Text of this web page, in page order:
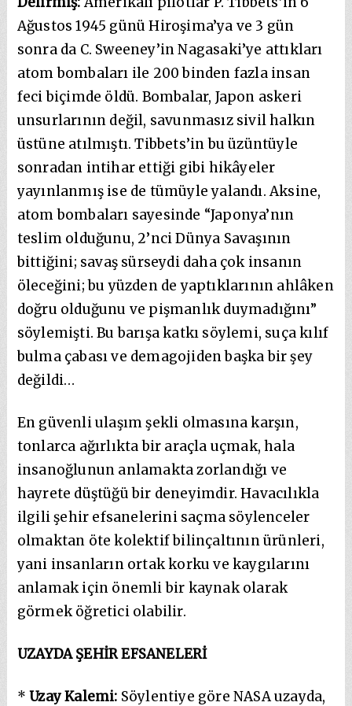
Ağustos 1945 günü Hiroşima’ya ve 3 gün
sonra da C. Sweeney’in Nagasaki’ye attıkları
atom bombaları ile 200 binden fazla insan
feci biçimde öldü. Bombalar, Japon askeri
unsurlarının değil, savunmasız sivil halkın
üstüne atılmıştı. Tibbets’in bu üzüntüyle
sonradan intihar ettiği gibi hikâyeler
yayınlanmış ise de tümüyle yalandı. Aksine,
atom bombaları sayesinde “Japonya’nın
teslim olduğunu, 2’nci Dünya Savaşının
bittiğini; savaş sürseydi daha çok insanın
öleceğini; bu yüzden de yaptıklarının ahlâken
doğru olduğunu ve pişmanlık duymadığını”
söylemişti. Bu barışa katkı söylemi, suça kılıf
bulma çabası ve demagojiden başka bir şey
değildi…
En güvenli ulaşım şekli olmasına karşın,
tonlarca ağırlıkta bir araçla uçmak, hala
insanoğlunun anlamakta zorlandığı ve
hayrete düştüğü bir deneyimdir. Havacılıkla
ilgili şehir efsanelerini saçma söylenceler
olmaktan öte kolektif bilinçaltının ürünleri,
yani insanların ortak korku ve kaygılarını
anlamak için önemli bir kaynak olarak
görmek öğretici olabilir.
UZAYDA ŞEHİR EFSANELERİ
*Uzay Kalemi: Söylentiye göre NASA uzayda,